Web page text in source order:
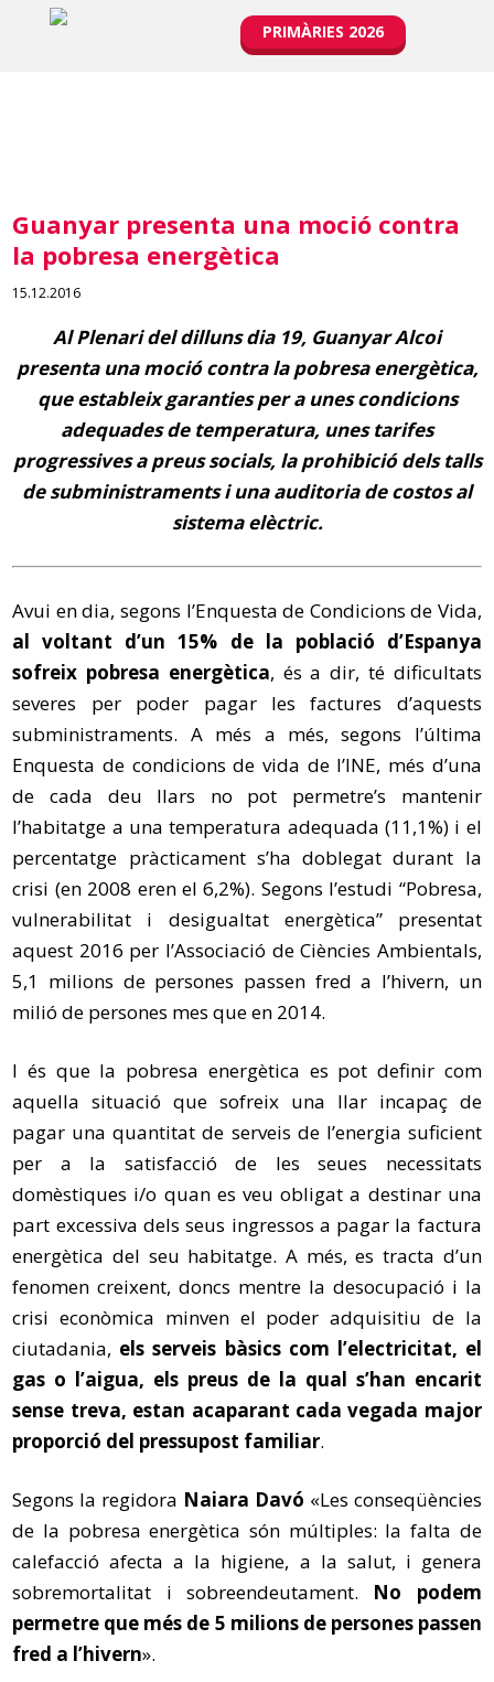
PRIMÀRIES 2026
Guanyar presenta una moció contra
la pobresa energètica
15.12.2016
Al Plenari del dilluns dia 19, Guanyar Alcoi
presenta una moció contra la pobresa energètica,
que estableix garanties per a unes condicions
adequades de temperatura, unes tarifes
progressives a preus socials, la prohibició dels talls
de subministraments i una auditoria de costos al
sistema elèctric.
Avui en dia, segons l’Enquesta de Condicions de Vida,
al voltant d’un 15% de la població d’Espanya
sofreix pobresa energètica, és a dir, té dificultats
severes per poder pagar les factures d’aquests
subministraments. A més a més, segons l’última
Enquesta de condicions de vida de l’INE, més d’una
de cada deu llars no pot permetre’s mantenir
l’habitatge a una temperatura adequada (11,1%) i el
percentatge pràcticament s’ha doblegat durant la
crisi (en 2008 eren el 6,2%). Segons l’estudi “Pobresa,
vulnerabilitat i desigualtat energètica” presentat
aquest 2016 per l’Associació de Ciències Ambientals,
5,1 milions de persones passen fred a l’hivern, un
milió de persones mes que en 2014.
I és que la pobresa energètica es pot definir com
aquella situació que sofreix una llar incapaç de
pagar una quantitat de serveis de l’energia suficient
per a la satisfacció de les seues necessitats
domèstiques i/o quan es veu obligat a destinar una
part excessiva dels seus ingressos a pagar la factura
energètica del seu habitatge. A més, es tracta d’un
fenomen creixent, doncs mentre la desocupació i la
crisi econòmica minven el poder adquisitiu de la
ciutadania, els serveis bàsics com l’electricitat, el
gas o l’aigua, els preus de la qual s’han encarit
sense treva, estan acaparant cada vegada major
proporció del pressupost familiar.
Segons la regidora Naiara Davó «Les conseqüències
de la pobresa energètica són múltiples: la falta de
calefacció afecta a la higiene, a la salut, i genera
sobremortalitat i sobreendeutament. No podem
permetre que més de 5 milions de persones passen
fred a l’hivern».